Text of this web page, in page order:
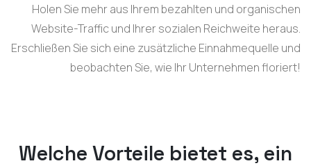
Holen Sie mehr aus Ihrem bezahlten und organischen
Website-Traffic und Ihrer sozialen Reichweite heraus.
Erschließen Sie sich eine zusätzliche Einnahmequelle und
beobachten Sie, wie Ihr Unternehmen floriert!
Welche Vorteile bietet es, ein